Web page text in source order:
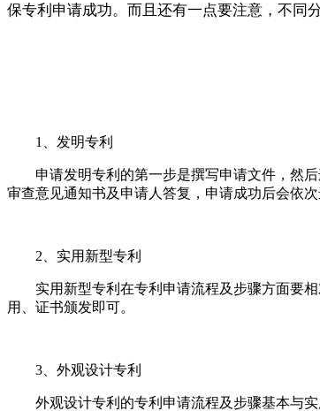
保专利申请成功。而且还有一点要注意，不同
1、发明专利
申请发明专利的第一步是撰写申请文件，然后
审查意见通知书及申请人答复，申请成功后会依次
2、实用新型专利
实用新型专利在专利申请流程及步骤方面要相
用、证书颁发即可。
3、外观设计专利
外观设计专利的专利申请流程及步骤基本与实